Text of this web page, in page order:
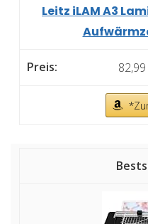
Leitz iLAM A3